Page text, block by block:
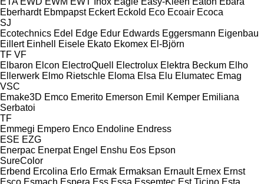
Eberhardt Ebmpapst Eckert Eckold Eco Ecoair Ecoca
SJ
Ecotechnics Edel Edge Edur Edwards Eggersmann Eigenbau
Eillert Einhell Eisele Ekato Ekomex El-Björn
TF VF
Elbaron Elcon ElectroQuell Electrolux Elektra Beckum Elho
Ellerwerk Elmo Rietschle Eloma Elsa Elu Elumatec Emag
VSC
Emake3D Emco Emerito Emerson Emil Kemper Emiliana
Serbatoi
TF
Emmegi Empero Enco Endoline Endress
ESE EZG
Enerpac Enerpat Engel Enshu Eos Epson
SureColor
Erbend Ercolina Erlo Ermak Ermaksan Ernault Ernex Ernst
Esco Esmach Espera Ess Essa Essemtec Est Ticino Esta